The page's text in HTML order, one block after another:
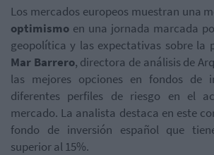
Los mercados europeos muestran una
optimismo en una jornada marcada
geopolítica y las expectativas sobre la
Mar Barrero, directora de análisis de
las mejores opciones en fondos de
diferentes perfiles de riesgo en el
mercado. La analista destaca en este
fondo de inversión español que
superior al 15%.